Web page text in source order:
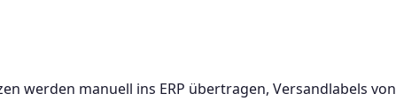
werden manuell ins ERP übertragen, Versandlabels von